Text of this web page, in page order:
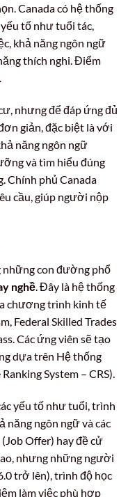
Canada có hệ thống
tố như tuổi tác,
khả năng ngôn ngữ
thích nghi. Điểm
nhưng để đáp ứng đủ
giản, đặc biệt là với
năng ngôn ngữ
và tìm hiểu đúng
Chính phủ Canada
cầu, giúp người nộp
những con đường phổ
nghề. Đây là hệ thống
chương trình kinh tế
Federal Skilled Trades
Các ứng viên sẽ tạo
dựa trên Hệ thống
System – CRS).
yếu tố như tuổi, trình
năng ngôn ngữ và các
Offer) hay đề cử
nhưng những người
trở lên), trình độ học
làm việc phù hợp